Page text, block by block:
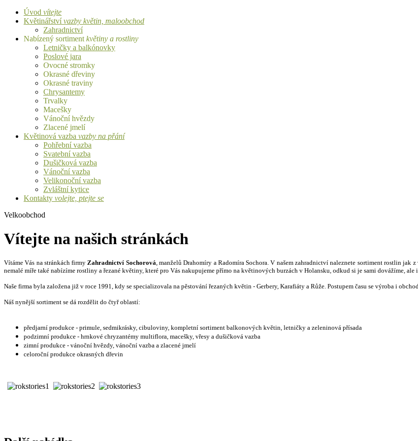
Úvod vítejte
Květinářstvívazby květin, maloobchod
Zahradnictví
Nabízený sortiment květiny a rostliny
Letničky a balkónovky
Poslové jara
Ovocné stromky
Okrasné dřeviny
Okrasné traviny
Chrysantemy
Trvalky
Macešky
Vánoční hvězdy
Zlacené jmelí
Květinová vazba vazby na přání
Pohřební vazba
Svatební vazba
Dušičková vazba
Vánoční vazba
Velikonoční vazba
Zvláštní kytice
Kontakty volejte, ptejte se
Velkoobchod
Vítejte na našich stránkách
Vítáme Vás na stránkách firmy Zahradnictví Sochorová , manželů Drahomíry a Radomíra Sochora. V našem zahradnictví naleznete sortiment rostlin
nemalé míře také nabízíme rostliny a řezané květiny, které pro Vás nakupujeme přímo na květinových burzách v Holansku, odkud si je sami dovážíme,
Naše firma byla založena již v roce 1991, kdy se specializovala na pěstování řezaných květin - Gerbery, Karafiáty a Růže. Postupem času se výroba i
Náš nynější sortiment se dá rozdělit do čtyř oblastí:
předjarní produkce - primule, sedmikrásky, cibuloviny, kompletní sortiment balkonových květin, letničky a zeleninová přísada
podzimní produkce - hrnkové chryzantémy multiflora, macešky, vřesy a dušičková vazba
zimní produkce - vánoční hvězdy, vánoční vazba a zlacené jmelí
celoroční produkce okrasných dřevin